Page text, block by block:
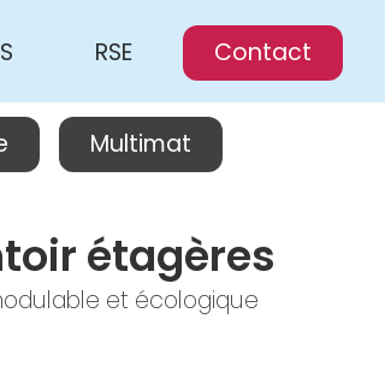
RSE Contact
Multimat
étagères
et écologique